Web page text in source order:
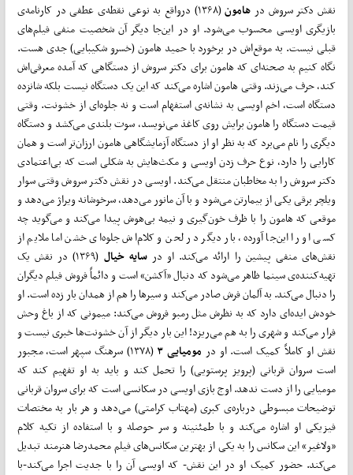
نقش دکتر سروش در هامون
(۱۳۶۸) درواقع به نوعی نقطه‌ی عطفی در کارنامه‌ی
بازیگری اویسی محسوب می‌شود. او در این‌جا دیگر آن شخصیت منفی فیلم‌‌های
قبلی نیست. به موقع‌اش در برخورد با حمید هامون (خسرو شکیبایی) جدی هست.
نگاه کنیم به صحنه‌ای که هامون برای دکتر سروش از دستگاهی که آمده معرفی‌اش
کند، حرف می‌زند. وقتی هامون اشاره می‌کند که این یک دستگاه نیست بلکه شانزده
دستگاه است، اخم اویسی به نشانه‌ی استفهام است و نه جلوه‌ای از خشونت. وقتی
قیمت دستگاه را هامون برایش روی کاغذ می‌نویسد، سوت بلندی می‌کشد و دستگاه
دیگری را نام می‌برد که به نظر او از دستگاه آزمایشگاهی هامون ارزان‌تر است و همان
کارایی را دارد، نوع حرف زدن اویسی و مکث‌هایش به شکلی است که بی‌اعتمادی
دکتر سروش را به مخاطبان منتقل می‌کند. اویسی در نقش دکتر سروش وقتی سوار
ویلچر برقی یکی از بیمارتن می‌شود و با آن مانور می‌دهد، سرخوشانه ویراژ می‌دهد و
موقعی که هامون را با ظرف خون‌گیری و نیمه بی‌هوش پیدا می‌کند و می‌گوید چه
کسی او را این‌جا آورده، بار دیگر در لحن و کلام‌اش جلوه‌ای خشن اما ملایم از
نقش‌های منفی پیشین را ارائه می‌کند. او در سایه خیال
(۱۳۶۹) در نقش یک
تهیه‌کننده‌ی سینما ظاهر می‌شود که دنبال «آکشن» است و دائماً فروش فیلم‌ دیگران
را دنبال می‌کند. به آلمان فرش صادر می‌کند و سیر‌ها را هم از همدان بار زده است. او
خودش ایده‌ای دارد که به نظرش مثل رمبو فروش می‌کند: میمونی که از باغ وحش
فرار می‌کند و شهری را به هم می‌ریزد! این بار دیگر از آن خشونت‌ها خبری نیست و
نقش او کاملاً کمیک است. او در مومیایی ۳
(۱۳۷۸) سرهنگ سپهر است، مجبور
است سروان قربانی (پرویز پرستویی) را تحمل کند و باید به او تفهیم کند که
مومیایی را از دست ندهد. اوج بازی اویسی در سکانسی است که برای سروان قربانی
توضیحات مبسوطی درباره‌ی کبری (مهتاب کرامتی) می‌دهد و هر بار به مختصات
فیزیکی او اشاره می‌کند و با طمئنینه و سر حوصله و با استفاده از تکیه کلام
«ولاغیر» این سکانس را به یکی از بهترین سکانس‌های فیلم محمدرضا هنرمند تبدیل
می‌کند. حضور کمیک او در این نقش- که اویسی آن را با جدیت اجرا می‌کند-با